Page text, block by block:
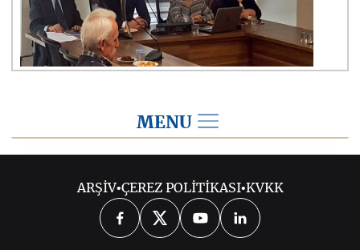
MENU
2026 2025 2024
ARŞİV•ÇEREZ POLİTİKASI•KVKK